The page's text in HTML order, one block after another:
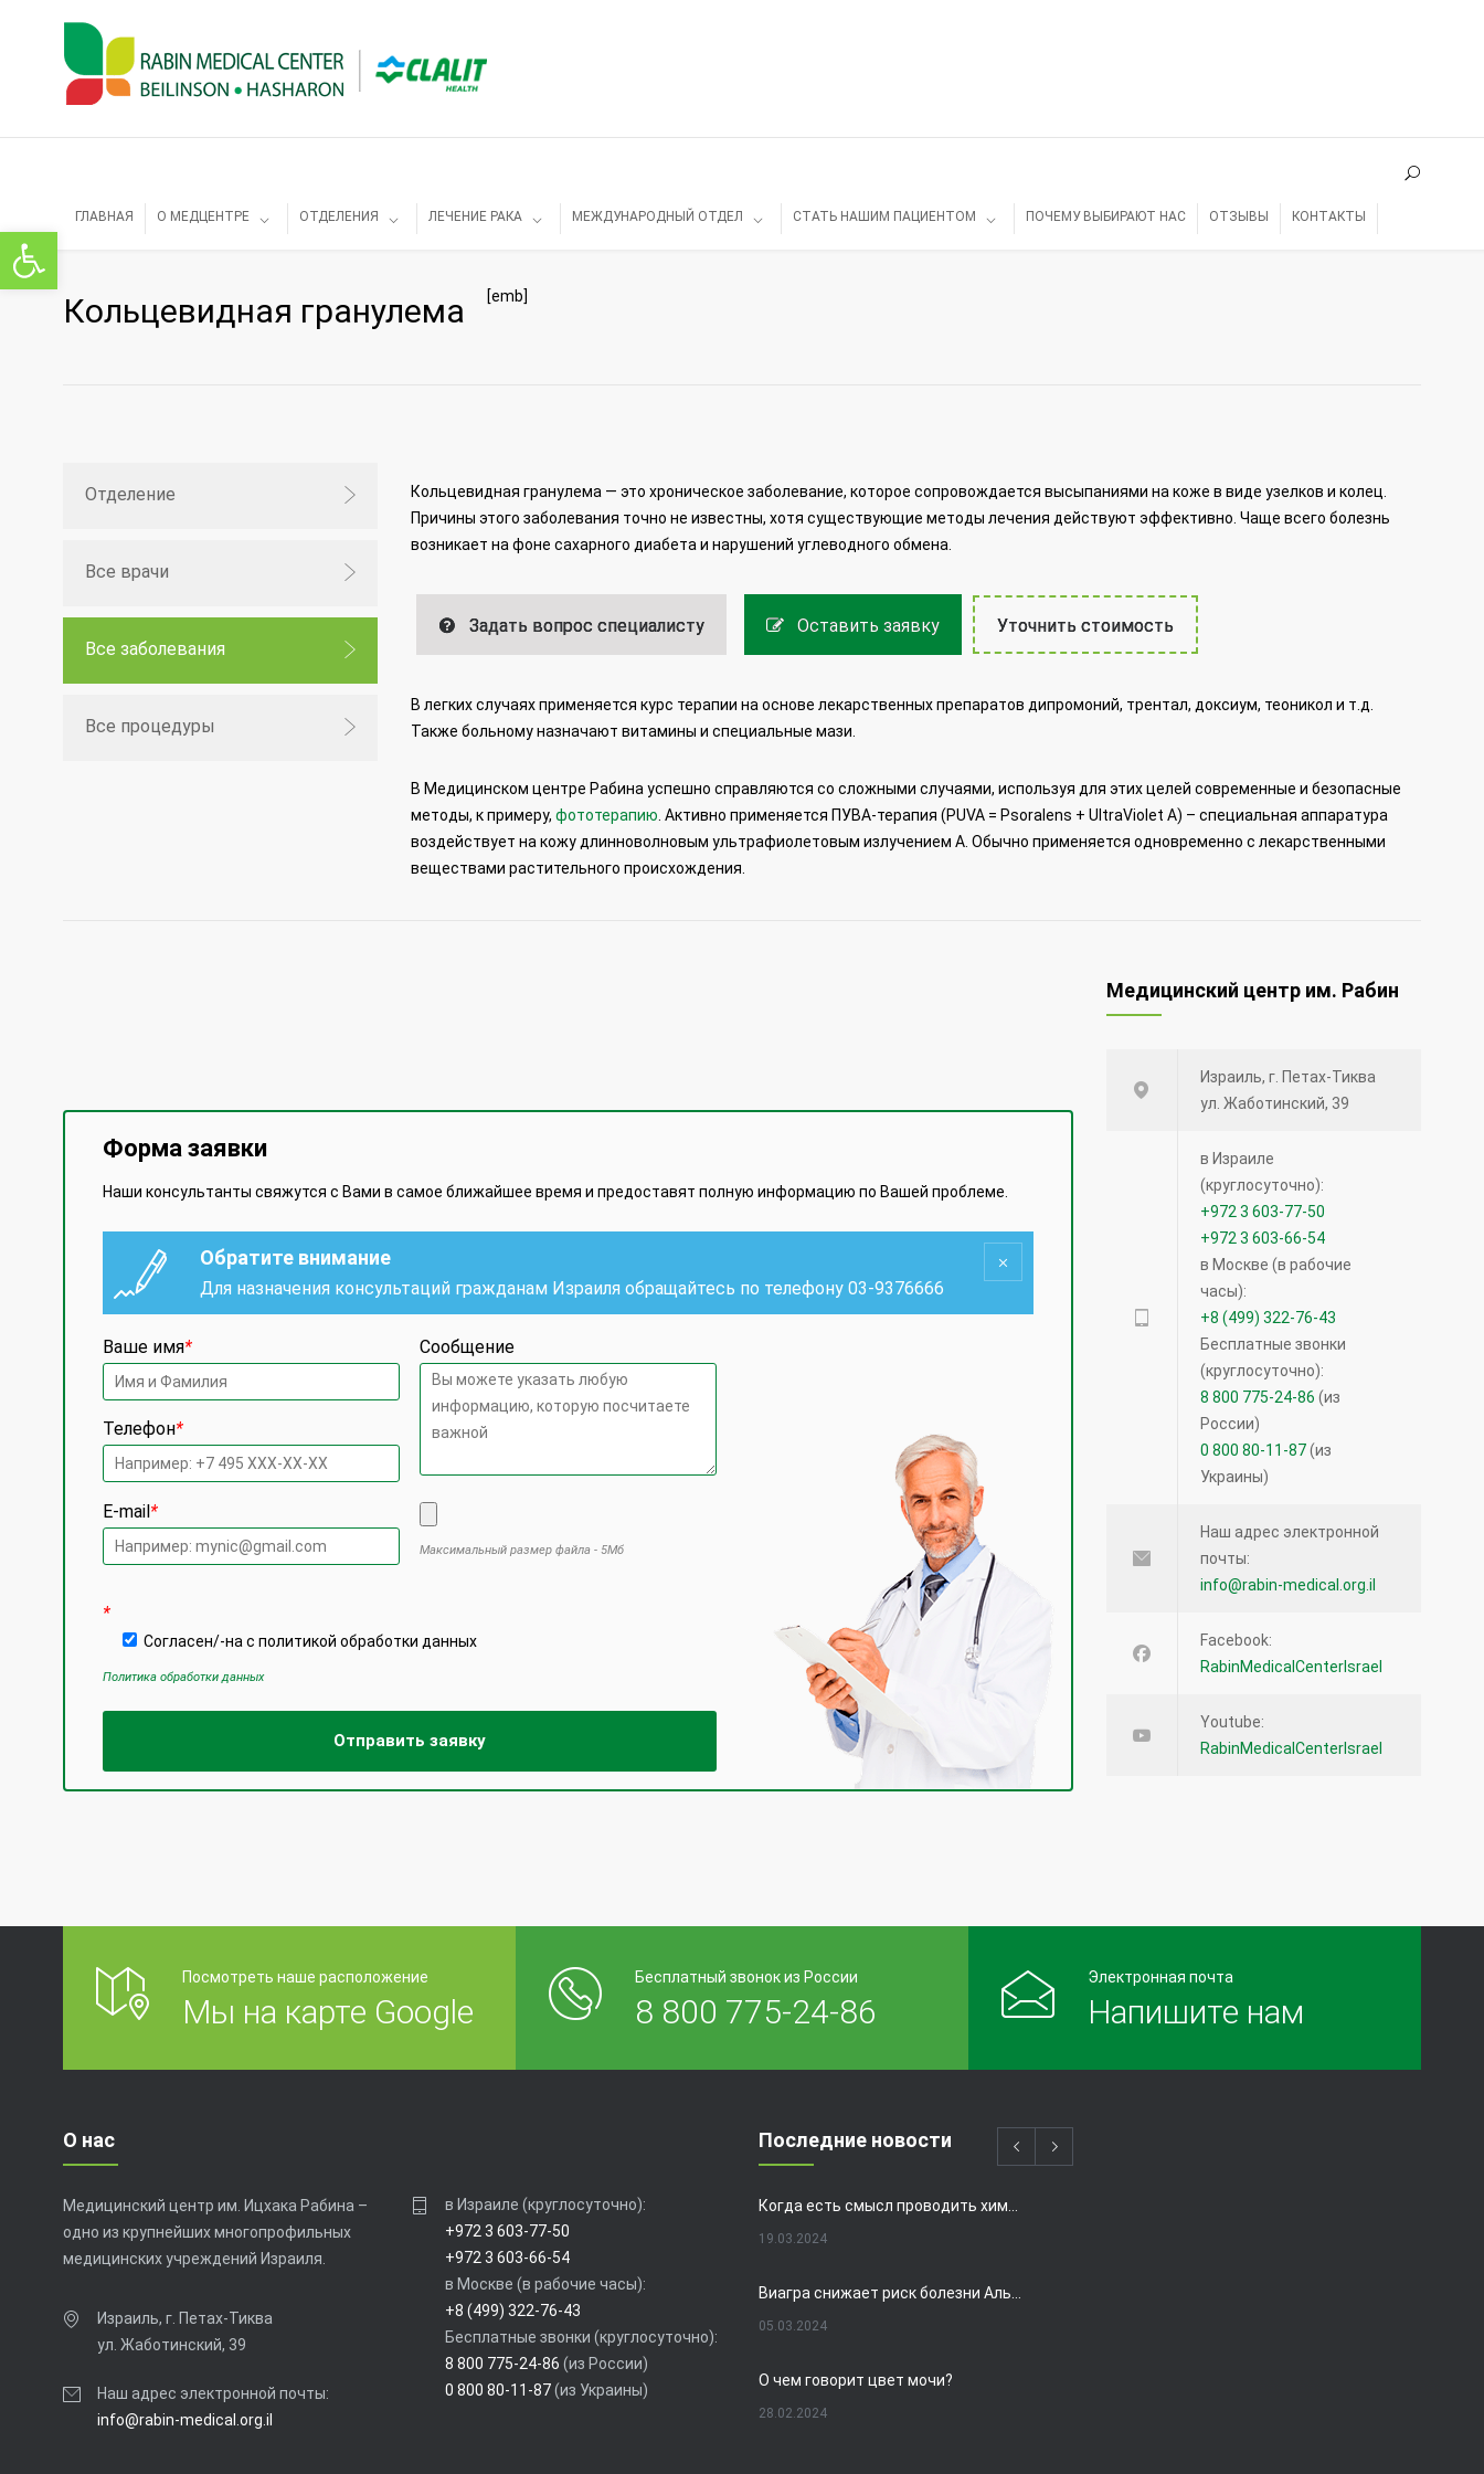
Открыть панель инструментов
ГЛАВНАЯ О МЕДЦЕНТРЕ ОТДЕЛЕНИЯ ЛЕЧЕНИЕ РАКА МЕЖДУНАРОДНЫЙ ОТДЕЛ СТАТЬ НАШИМ ПАЦИЕНТОМ ПОЧЕМУ ВЫБИРАЮТ НАС ОТЗЫВЫ КОНТАКТЫ
Кольцевидная гранулема [emb]
Отделение
Все врачи
Все заболевания
Все процедуры
Кольцевидная гранулема — это хроническое заболевание, которое сопровождается высыпаниями на коже в виде узелков и колец.
Причины этого заболевания точно не известны, хотя существующие методы лечения действуют эффективно. Чаще всего болезнь
возникает на фоне сахарного диабета и нарушений углеводного обмена.
Задать вопрос специалисту Оставить заявку Уточнить стоимость
В легких случаях применяется курс терапии на основе лекарственных препаратов дипромоний, трентал, доксиум, теоникол и т.д.
Также больному назначают витамины и специальные мази.
В Медицинском центре Рабина успешно справляются со сложными случаями, используя для этих целей современные и безопасные
методы, к примеру, фототерапию. Активно применяется ПУВА-терапия (PUVA = Psoralens + UltraViolet A) – специальная аппаратура
воздействует на кожу длинноволновым ультрафиолетовым излучением А. Обычно применяется одновременно с лекарственными
веществами растительного происхождения.
Форма заявки
Наши консультанты свяжутся с Вами в самое ближайшее время и предоставят полную информацию по Вашей проблеме.
Обратите внимание
Для назначения консультаций гражданам Израиля обращайтесь по телефону03-9376666
Ваше имя*
Телефон*
E-mail*
Сообщение
Максимальный размер файла - 5Мб
*
Согласен/-на с политикой обработки данных
Политика обработки данных
Медицинский центр им. Рабин
Израиль, г. Петах-Тиква
ул. Жаботинский, 39
в Израиле
(круглосуточно):
+972 3 603-77-50
+972 3 603-66-54
в Москве (в рабочие
часы):
+8 (499) 322-76-43
Бесплатные звонки
(круглосуточно):
8 800 775-24-86 (из
России)
0 800 80-11-87(из
Украины)
Наш адрес электронной
почты:
info@rabin-medical.org.il
Facebook:
RabinMedicalCenterIsrael
Youtube:
RabinMedicalCenterIsrael
Посмотреть наше расположение
Мы на карте Google
Бесплатный звонок из России
8 800 775-24-86
Электронная почта
Напишите нам
О нас
Медицинский центр им. Ицхака Рабина –
одно из крупнейших многопрофильных
медицинских учреждений Израиля.
Израиль, г. Петах-Тиква
ул. Жаботинский, 39
Наш адрес электронной почты:
info@rabin-medical.org.il
в Израиле (круглосуточно):
+972 3 603-77-50
+972 3 603-66-54
в Москве (в рабочие часы):
+8 (499) 322-76-43
Бесплатные звонки (круглосуточно):
8 800 775-24-86 (из России)
0 800 80-11-87(из Украины)
Последние новости
Когда есть смысл проводить химиотерапию при раке толстой кишки?
19.03.2024
Виагра снижает риск болезни Альцгеймера. Так ли это?
05.03.2024
О чем говорит цвет мочи?
28.02.2024